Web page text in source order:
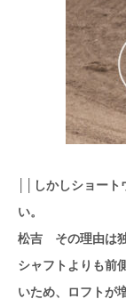
││しかしショー
い。
松吉 その理由は独
シャフトよりも前
いため、ロフトが